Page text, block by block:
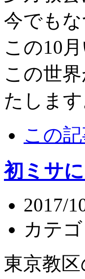
今でも
この10
この世
たします
この
初ミサ
2017/
カテゴ
東京教